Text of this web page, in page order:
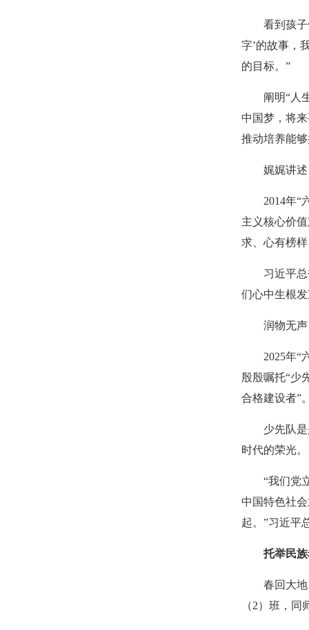
看到孩
字’的故事，
的目标。”
阐明“人
中国梦，将
推动培养能
娓娓讲
2014年“
主义核心价
求、心有榜
习近平
们心中生根
润物无
2025年“
殷殷嘱托“少
合格建设者”
少先队
时代的荣光。
“我们党
中国特色社
起。”习近平
托举民
春回大
（2）班，同